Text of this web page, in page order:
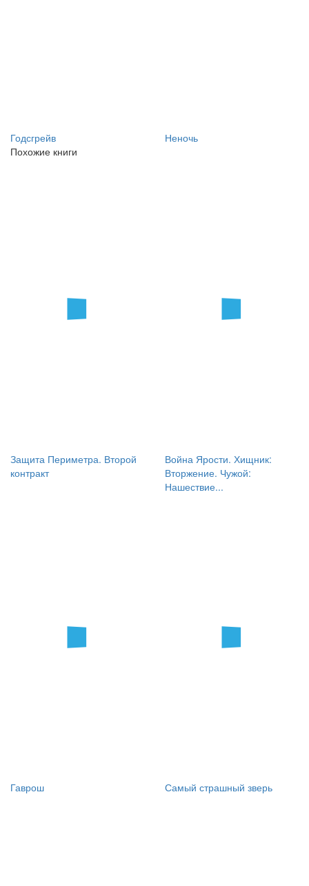
Годсгрейв
Неночь
Похожие книги
Защита Периметра. Второй
контракт
Война Ярости. Хищник:
Вторжение. Чужой:
Нашествие...
Гаврош Самый страшный зверь